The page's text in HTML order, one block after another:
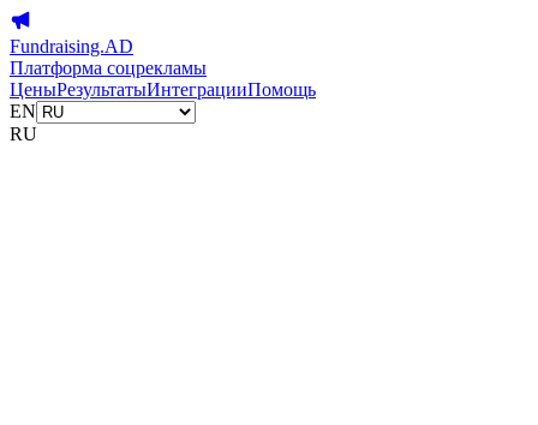
Fundraising.AD
Платформа соцрекламы
ЦеныРезультатыИнтеграцииПомощь
EN
RU